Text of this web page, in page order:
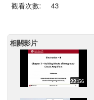
觀看次數:
43
相關影片
22:56